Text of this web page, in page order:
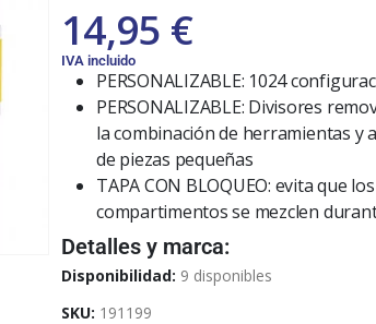
14,95 €
IVA incluido
PERSONALIZABLE: 1024
PERSONALIZABLE: Divisores
la combinación de herramientas y
de piezas pequeñas
TAPA CON BLOQUEO: evita que los
compartimentos se mezclen
Detalles y marca:
Disponibilidad: 9 disponibles
SKU: 191199